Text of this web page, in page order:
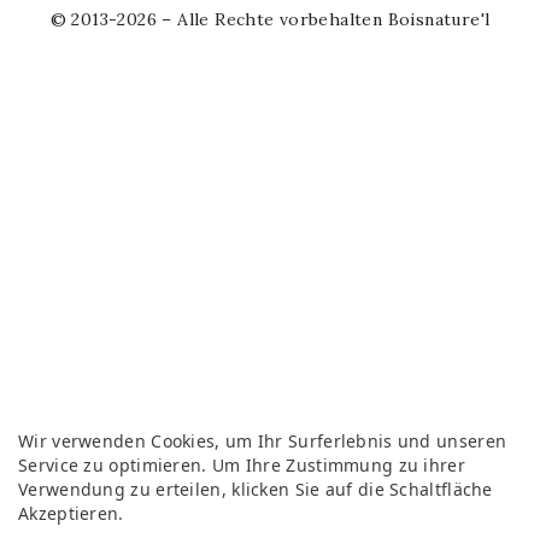
Wir verwenden Cookies, um Ihr Surferlebnis und unseren
Service zu optimieren. Um Ihre Zustimmung zu ihrer
Verwendung zu erteilen, klicken Sie auf die Schaltfläche
Akzeptieren.
© 2013-2026 – Alle Rechte vorbehalten Boisnature'l